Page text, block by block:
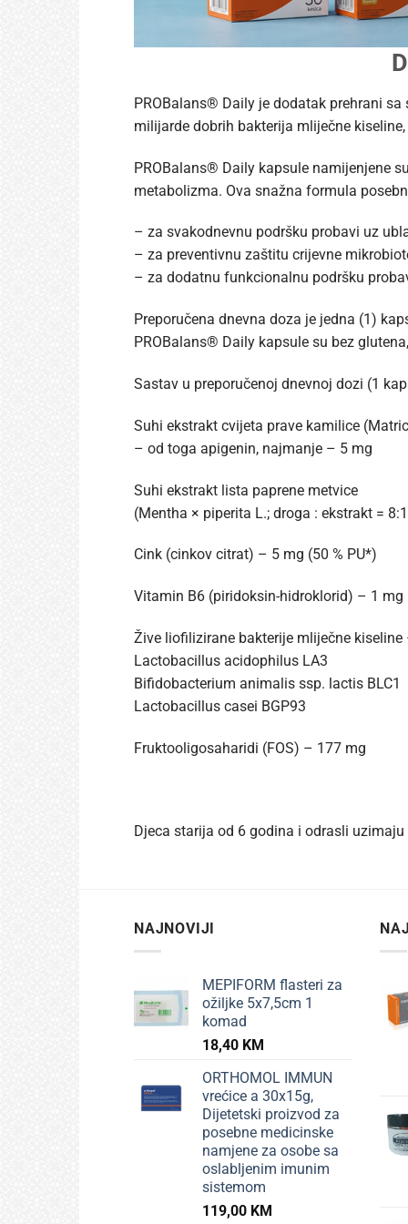
PROBalans® Daily je dodatak prehrani
milijarde dobrih bakterija mliječne
PROBalans® Daily kapsule namijenjene
metabolizma. Ova snažna formula
– za svakodnevnu podršku probavi uz
– za preventivnu zaštitu crijevne
– za dodatnu funkcionalnu podršku
Preporučena dnevna doza je jedna (1)
PROBalans® Daily kapsule su bez
Sastav u preporučenoj dnevnoj dozi (1
Suhi ekstrakt cvijeta prave kamilice
– od toga apigenin, najmanje – 5 mg
Suhi ekstrakt lista paprene metvice
(Mentha × piperita L.; droga : ekstrakt =
Cink (cinkov citrat) – 5 mg (50 % PU*)
Vitamin B6 (piridoksin-hidroklorid) – 1 mg
Žive liofilizirane bakterije mliječne kiseline
Lactobacillus acidophilus LA3
Bifidobacterium animalis ssp. lactis BLC1
Lactobacillus casei BGP93
Fruktooligosaharidi (FOS) – 177 mg
Djeca starija od 6 godina i odrasli
NAJNOVIJI
MEPIFORM flasteri za
ožiljke 5x7,5cm 1
komad
18,40 KM
ORTHOMOL IMMUN
vrećice a 30x15g,
Dijetetski proizvod za
posebne medicinske
namjene za osobe sa
oslabljenim imunim
sistemom
119,00 KM